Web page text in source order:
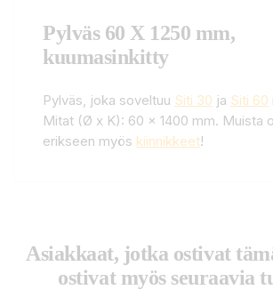
Pylväs 60 X 1250 mm,
kuumasinkitty
Pylväs, joka soveltuu Siti 30 ja Siti 60
Mitat (Ø x K): 60 x 1400 mm. Muista
erikseen myös kiinnikkeet!
Asiakkaat, jotka ostivat
ostivat myös seuraavia